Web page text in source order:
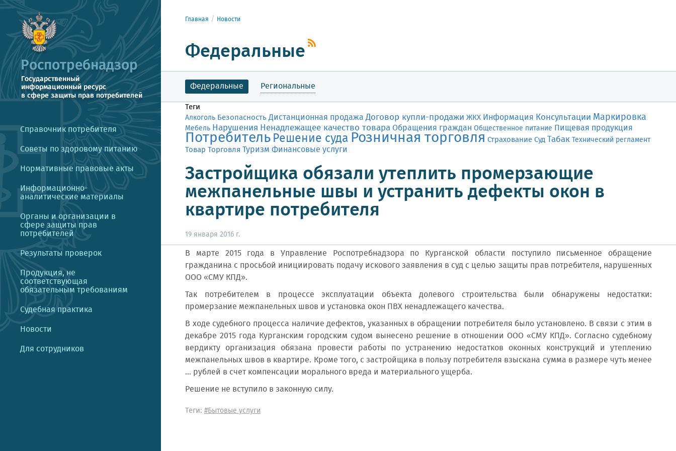
Справочник потребителя
Советы по здоровому питанию
Нормативные правовые акты
Информационно-
аналитические материалы
Органы и организации в
сфере защиты прав
потребителей
Результаты проверок
Продукция, не
соответствующая
обязательным требованиям
Судебная практика
Новости
Для сотрудников
Главная Новости
Федеральные
Федеральные Региональные
Теги
Алкоголь БезопасностьДистанционная продажа Договор купли-продажи ЖКХ Информация Консультации Маркировка
Мебель Нарушения Ненадлежащее качество товара Обращения граждан Общественное питание Пищевая продукция
ПотребительРешение суда Розничная торговля СтрахованиеСудТабакТехнический регламент
Товар Торговля Туризм Финансовые услуги
Застройщика обязали утеплить промерзающие
межпанельные швы и устранить дефекты окон в
квартире потребителя
19 января 2016 г.
В марте 2015 года в Управление Роспотребнадзора по Курганской области поступило письменное обращение
гражданина с просьбой инициировать подачу искового заявления в суд с целью защиты прав потребителя, нарушенных
ООО «СМУ КПД».
Так потребителем в процессе эксплуатации объекта долевого строительства были обнаружены недостатки:
промерзание межпанельных швов и установка окон ПВХ ненадлежащего качества.
В ходе судебного процесса наличие дефектов, указанных в обращении потребителя было установлено. В связи с этим в
декабре 2015 года Курганским городским судом вынесено решение в отношении ООО «СМУ КПД». Согласно судебному
вердикту организация обязана провести работы по устранению недостатков оконных конструкций и утеплению
межпанельных швов в квартире. Кроме того, с застройщика в пользу потребителя взыскана сумма в размере чуть менее
... рублей в счет компенсации морального вреда и материального ущерба.
Решение не вступило в законную силу.
Теги: #Бытовые услуги